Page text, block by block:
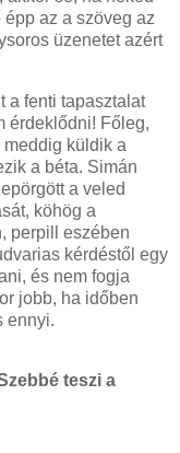
az a szöveg az
üzenetet azért
a fenti tapasztalat
érdeklődni! Főleg,
küldik a
a béta. Simán
a veled
köhög a
perpill eszében
kérdéstől egy
és nem fogja
jobb, ha időben
ennyi.
teszi a